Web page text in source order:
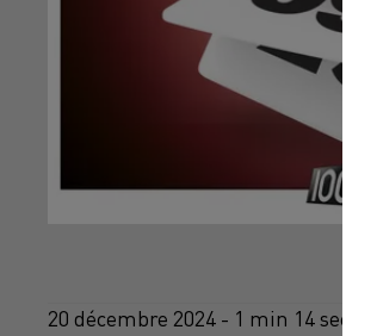
20 décembre 2024 - 1 min 14 sec